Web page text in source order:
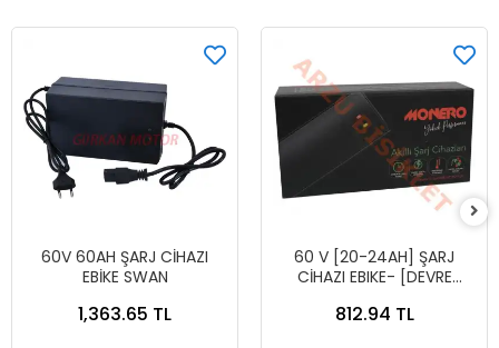
60V 60AH ŞARJ CİHAZI
EBİKE SWAN
1,363.65 TL
60 V [20-24AH] ŞARJ
CİHAZI EBIKE- [DEVRE
812.94 TL